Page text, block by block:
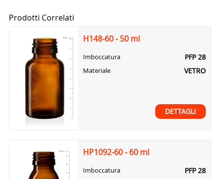
Prodotti Correlati
H148-60 - 50 ml
Imboccatura PFP 28
Materiale VETRO
DETTAGLI
HP1092-60 - 60 ml
Imboccatura PFP 28